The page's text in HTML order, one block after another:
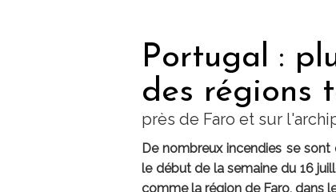
Portugal :
des régions
près de Faro et sur
De nombreux incendies se
le début de la semaine du 16
comme la région de Faro, dans